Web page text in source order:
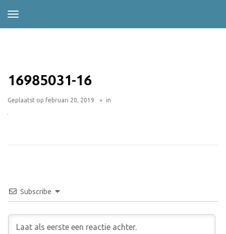
16985031-16
Geplaatst op februari 20, 2019 in
Subscribe